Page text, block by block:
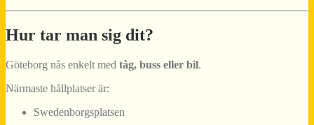
Hur tar man sig dit?
Göteborg nås enkelt med tåg, buss eller bil.
Närmaste hållplatser är:
Swedenborgsplatsen